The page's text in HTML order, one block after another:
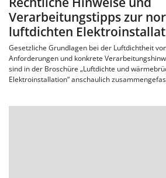
Verarbeitungstipps zur
luftdichten
Gesetzliche Grundlagen bei der Luftdichtheit
Anforderungen und konkrete
sind in der Broschüre „Luftdichte und
Elektroinstallation“ anschaulich